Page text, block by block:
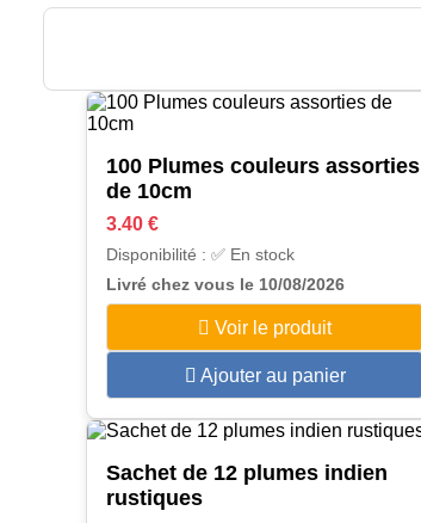
100 Plumes couleurs assorties
de 10cm
3.40 €
Disponibilité : ✅ En stock
Livré chez vous le 10/08/2026
Voir le produit
Ajouter au panier
Sachet de 12 plumes indien
rustiques